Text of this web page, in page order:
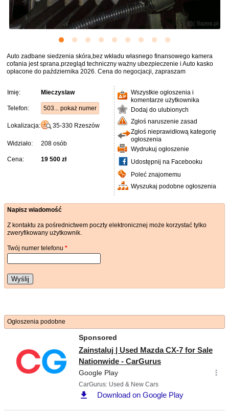
Auto zadbane siedzenia skóra,bez wkładu własnego finansowego kamera
cofania jest sprana.przegląd techniczny ważny ubezpieczenie i Auto kasko
opłacone do października 2026. Cena do negocjacji, zapraszam
Imię: Mieczyslaw
Telefon: 503... pokaż numer
Lokalizacja: 35-330 Rzeszów
Widziało: 208 osób
Cena: 19 500 zł
Wszystkie ogłoszenia i
komentarze użytkownika
Dodaj do ulubionych
Zgłoś naruszenie zasad
Zgłoś nieprawidłową kategorię
ogłoszenia
Wydrukuj ogłoszenie
Udostępnij na Facebooku
Poleć znajomemu
Wyszukaj podobne ogłoszenia
Napisz wiadomość
Z kontaktu za pośrednictwem poczty elektronicznej może korzystać tylko
zweryfikowany użytkownik.
Twój numer telefonu *
Wyślij
Ogłoszenia podobne